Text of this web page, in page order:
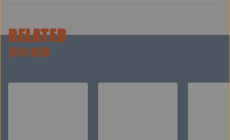
……洪愛珠不只是寫吃寫得好，她是──寫得好。
下這幾句，有一襲港粵筆墨：「每天清晨『煲』
RELATED
猜你喜歡